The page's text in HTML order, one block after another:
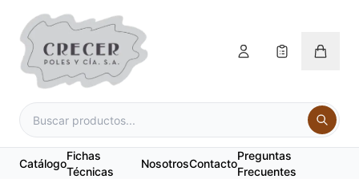
Catálogo
Fichas
Técnicas
NosotrosContacto
Preguntas
Frecuentes